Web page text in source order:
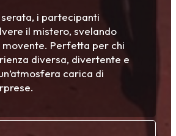
i partecipanti
il mistero, svelando
movente. Perfetta per chi
diversa, divertente e
carica di